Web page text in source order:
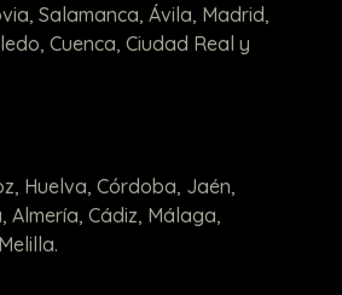
Salamanca, Ávila, Madrid,
Cuenca, Ciudad Real y
Huelva, Córdoba, Jaén,
Almería, Cádiz, Málaga,